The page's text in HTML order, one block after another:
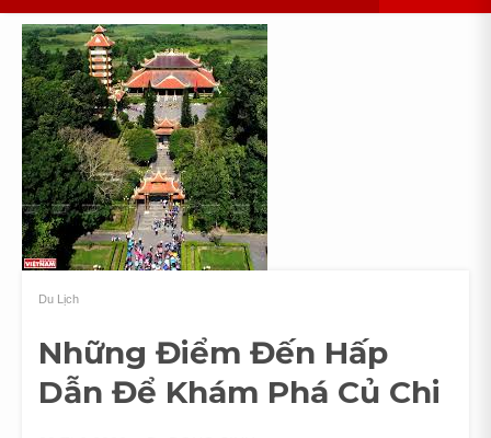
Du Lịch
Những Điểm Đến Hấp
Dẫn Để Khám Phá Củ Chi